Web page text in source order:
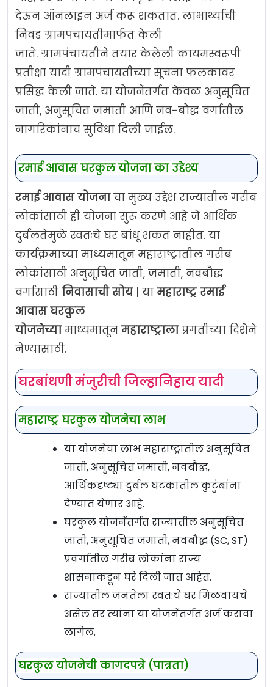
देऊन ऑनलाइन अर्ज करू शकतात. लाभार्थ्यांची
निवड ग्रामपंचायतीमार्फत केली
जाते. ग्रामपंचायतीने तयार केलेली कायमस्वरूपी
प्रतीक्षा यादी ग्रामपंचायतीच्या सूचना फलकावर
प्रसिद्ध केली जाते. या योजनेंतर्गत केवळ अनुसूचित
जाती, अनुसूचित जमाती आणि नव-बौद्ध वर्गातील
नागरिकांनाच सुविधा दिली जाईल.
रमाई आवास घरकुल योजना का उद्देश्य
रमाई आवास योजनाचा मुख्य उद्देश राज्यातील गरीब
लोकांसाठी ही योजना सुरू करणे आहे जे आर्थिक
दुर्बलतेमुळे स्वतःचे घर बांधू शकत नाहीत. या
कार्यक्रमाच्या माध्यमातून महाराष्ट्रातील गरीब
लोकांसाठी अनुसूचित जाती, जमाती, नवबौद्ध
वर्गासाठी निवासाची सोय| या महाराष्ट्ररमाई
आवास घरकुल
योजनेच्यामाध्यमातून महाराष्ट्रालाप्रगतीच्या दिशेने
नेण्यासाठी.
घरबांधणी मंजुरीची जिल्हानिहाय यादी
महाराष्ट्र घरकुल योजनेचा लाभ
या योजनेचा लाभ महाराष्ट्रातील अनुसूचित
जाती, अनुसूचित जमाती, नवबौद्ध,
आर्थिकदृष्ट्या दुर्बल घटकातील कुटुंबांना
देण्यात येणार आहे.
घरकुल योजनेंतर्गत राज्यातील अनुसूचित
जाती, अनुसूचित जमाती, नवबौद्ध (SC, ST)
प्रवर्गातील गरीब लोकांना राज्य
शासनाकडून घरे दिली जात आहेत.
राज्यातील जनतेला स्वत:चे घर मिळवायचे
असेल तर त्यांना या योजनेंतर्गत अर्ज करावा
लागेल.
घरकुलयोजनेचीकागदपत्रे (पात्रता)